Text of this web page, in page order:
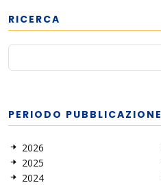
RICERCA
PERIODO PUBBLICAZIONE
2026
2025
2024